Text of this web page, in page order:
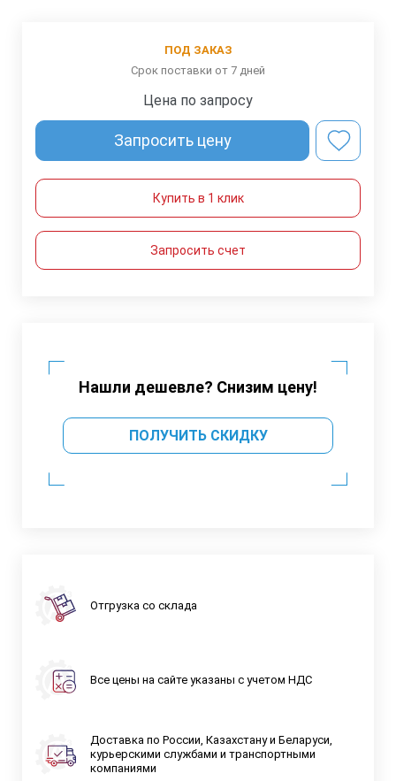
ПОД ЗАКАЗ
Срок поставки от 7 дней
Цена по запросу
Запросить цену
Купить в 1 клик
Запросить счет
Нашли дешевле? Снизим цену!
ПОЛУЧИТЬ СКИДКУ
Отгрузка со склада
Все цены на сайте указаны с учетом НДС
Доставка по России, Казахстану и Беларуси,
курьерскими службами и транспортными
компаниями